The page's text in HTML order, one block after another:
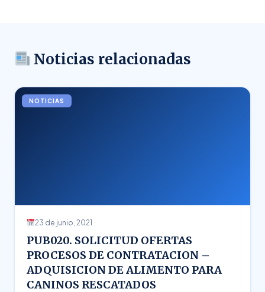
Noticias relacionadas
NOTICIAS
23 de junio, 2021
PUB020. SOLICITUD OFERTAS
PROCESOS DE CONTRATACION –
ADQUISICION DE ALIMENTO PARA
CANINOS RESCATADOS